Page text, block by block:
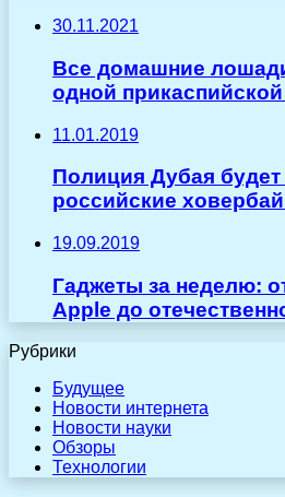
30.11.2021
Все домашние
одной
11.01.2019
Полиция Дубая будет
российские
19.09.2019
Гаджеты за неделю:
Apple до
Рубрики
Будущее
Новости интернета
Новости науки
Обзоры
Технологии